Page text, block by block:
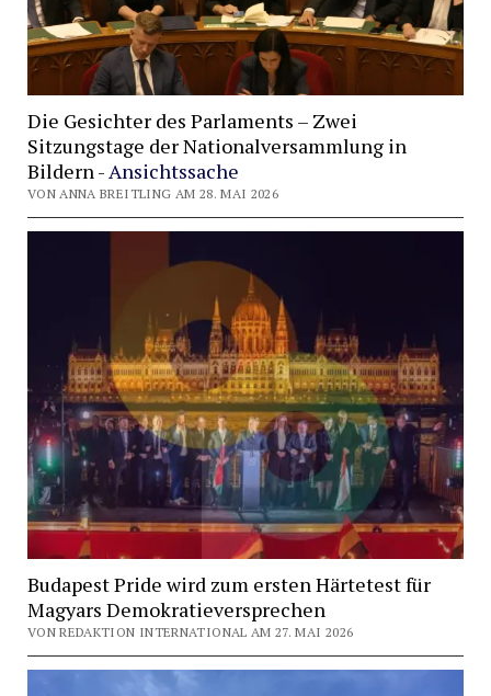
Die Gesichter des Parlaments – Zwei
Sitzungstage der Nationalversammlung in
Bildern -Ansichtssache
VON ANNA BREITLING AM 28. MAI 2026
Budapest Pride wird zum ersten Härtetest für
Magyars Demokratieversprechen
VON REDAKTION INTERNATIONAL AM 27. MAI 2026